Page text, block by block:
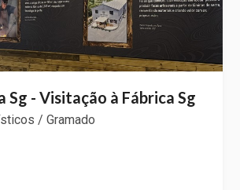
Sg - Visitação à Fábrica Sg
/ Gramado